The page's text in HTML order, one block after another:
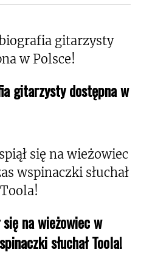
gitarzysty dostępna w
na wieżowiec w
słuchał Toola!